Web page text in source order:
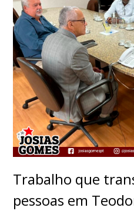
Trabalho que
pessoas em